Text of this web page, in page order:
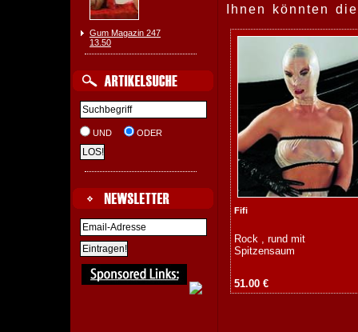
Gum Magazin 247
13.50
UND ODER
Ihnen könnten
Fifi
Rock , rund mit
Spitzensaum
51.00 €